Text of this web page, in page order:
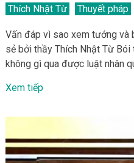
Thích Nhật Từ
Thuyết pháp
Vấn đáp vì sao xem tướng và
sẻ bởi thầy Thích Nhật Từ
không gì qua được luật nhân
Xem tiếp